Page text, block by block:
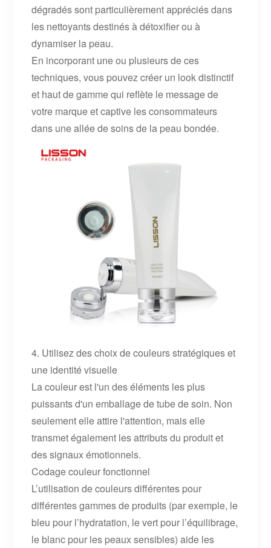
dégradés sont particulièrement appréciés dans
les nettoyants destinés à détoxifier ou à
dynamiser la peau.
En incorporant une ou plusieurs de ces
techniques, vous pouvez créer un look distinctif
et haut de gamme qui reflète le message de
votre marque et captive les consommateurs
dans une allée de soins de la peau bondée.
4. Utilisez des choix de couleurs stratégiques et
une identité visuelle
La couleur est l'un des éléments les plus
puissants d'un emballage de tube de soin. Non
seulement elle attire l'attention, mais elle
transmet également les attributs du produit et
des signaux émotionnels.
Codage couleur fonctionnel
L’utilisation de couleurs différentes pour
différentes gammes de produits (par exemple, le
bleu pour l’hydratation, le vert pour l’équilibrage,
le blanc pour les peaux sensibles) aide les